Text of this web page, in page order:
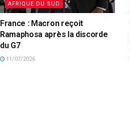
AFRIQUE DU SUD
France : Macron reçoit
Ramaphosa après la discorde
du G7
11/07/2026